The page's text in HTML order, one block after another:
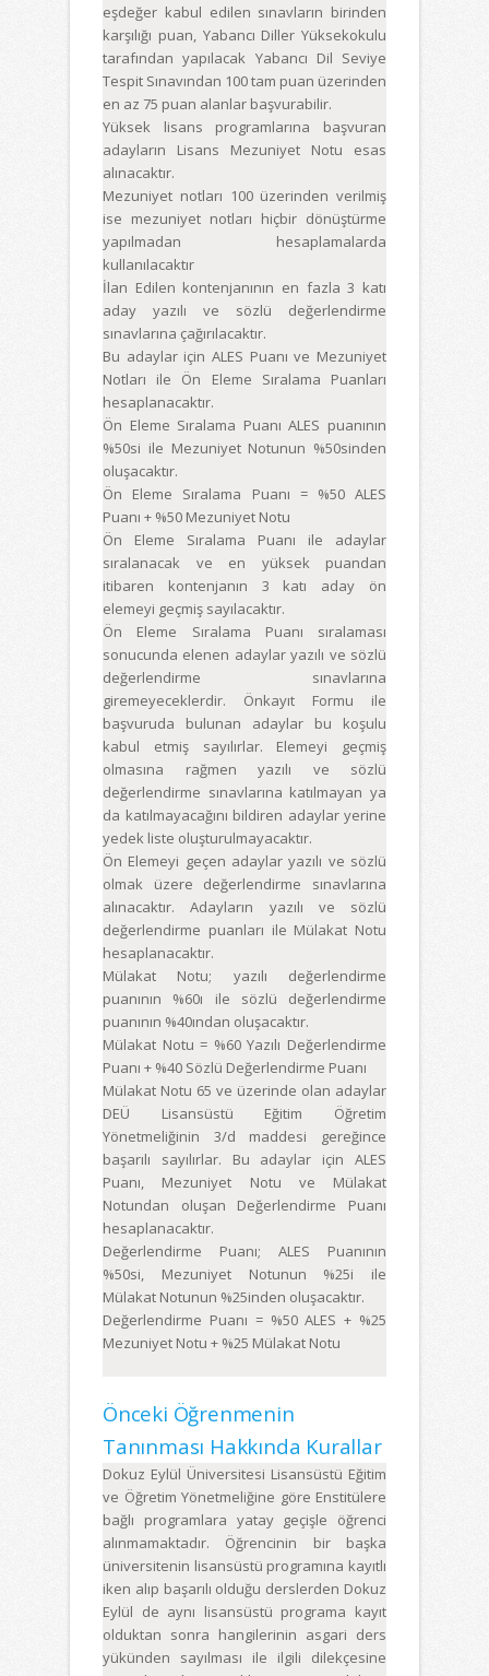
eşdeğer kabul edilen sınavların birinden
karşılığı puan, Yabancı Diller Yüksekokulu
tarafından yapılacak Yabancı Dil Seviye
Tespit Sınavından 100 tam puan üzerinden
en az 75 puan alanlar başvurabilir.
Yüksek lisans programlarına başvuran
adayların Lisans Mezuniyet Notu esas
alınacaktır.
Mezuniyet notları 100 üzerinden verilmiş
ise mezuniyet notları hiçbir dönüştürme
yapılmadan hesaplamalarda
kullanılacaktır
İlan Edilen kontenjanının en fazla 3 katı
aday yazılı ve sözlü değerlendirme
sınavlarına çağırılacaktır.
Bu adaylar için ALES Puanı ve Mezuniyet
Notları ile Ön Eleme Sıralama Puanları
hesaplanacaktır.
Ön Eleme Sıralama Puanı ALES puanının
%50si ile Mezuniyet Notunun %50sinden
oluşacaktır.
Ön Eleme Sıralama Puanı = %50 ALES
Puanı + %50 Mezuniyet Notu
Ön Eleme Sıralama Puanı ile adaylar
sıralanacak ve en yüksek puandan
itibaren kontenjanın 3 katı aday ön
elemeyi geçmiş sayılacaktır.
Ön Eleme Sıralama Puanı sıralaması
sonucunda elenen adaylar yazılı ve sözlü
değerlendirme sınavlarına
giremeyeceklerdir. Önkayıt Formu ile
başvuruda bulunan adaylar bu koşulu
kabul etmiş sayılırlar. Elemeyi geçmiş
olmasına rağmen yazılı ve sözlü
değerlendirme sınavlarına katılmayan ya
da katılmayacağını bildiren adaylar yerine
yedek liste oluşturulmayacaktır.
Ön Elemeyi geçen adaylar yazılı ve sözlü
olmak üzere değerlendirme sınavlarına
alınacaktır. Adayların yazılı ve sözlü
değerlendirme puanları ile Mülakat Notu
hesaplanacaktır.
Mülakat Notu; yazılı değerlendirme
puanının %60ı ile sözlü değerlendirme
puanının %40ından oluşacaktır.
Mülakat Notu = %60 Yazılı Değerlendirme
Puanı + %40 Sözlü Değerlendirme Puanı
Mülakat Notu 65 ve üzerinde olan adaylar
DEÜ Lisansüstü Eğitim Öğretim
Yönetmeliğinin 3/d maddesi gereğince
başarılı sayılırlar. Bu adaylar için ALES
Puanı, Mezuniyet Notu ve Mülakat
Notundan oluşan Değerlendirme Puanı
hesaplanacaktır.
Değerlendirme Puanı; ALES Puanının
%50si, Mezuniyet Notunun %25i ile
Mülakat Notunun %25inden oluşacaktır.
Değerlendirme Puanı = %50 ALES + %25
Mezuniyet Notu + %25 Mülakat Notu
Önceki Öğrenmenin
Tanınması Hakkında Kurallar
Dokuz Eylül Üniversitesi Lisansüstü Eğitim
ve Öğretim Yönetmeliğine göre Enstitülere
bağlı programlara yatay geçişle öğrenci
alınmamaktadır. Öğrencinin bir başka
üniversitenin lisansüstü programına kayıtlı
iken alıp başarılı olduğu derslerden Dokuz
Eylül de aynı lisansüstü programa kayıt
olduktan sonra hangilerinin asgari ders
yükünden sayılması ile ilgili dilekçesine